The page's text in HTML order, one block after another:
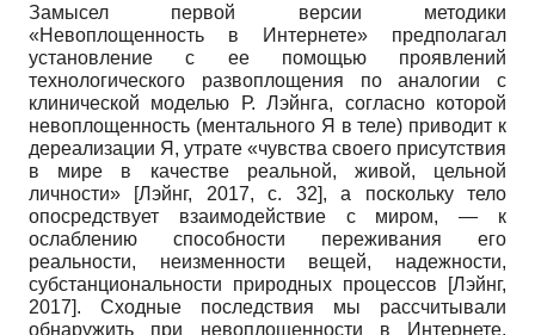
Замысел первой версии методики
«Невоплощенность в Интернете» предполагал
установление с ее помощью проявлений
технологического развоплощения по аналогии с
клинической моделью Р. Лэйнга, согласно которой
невоплощенность (ментального Я в теле) приводит к
дереализации Я, утрате «чувства своего присутствия
в мире в качестве реальной, живой, цельной
личности» [Лэйнг, 2017, с. 32], а поскольку тело
опосредствует взаимодействие с миром, — к
ослаблению способности переживания его
реальности, неизменности вещей, надежности,
субстанциональности природных процессов
[Лэйнг,
2017]. Сходные последствия мы рассчитывали
обнаружить при невоплощенности в Интернете,